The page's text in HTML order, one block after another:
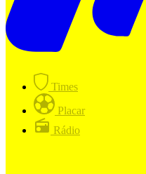
Times
Placar
Rádio